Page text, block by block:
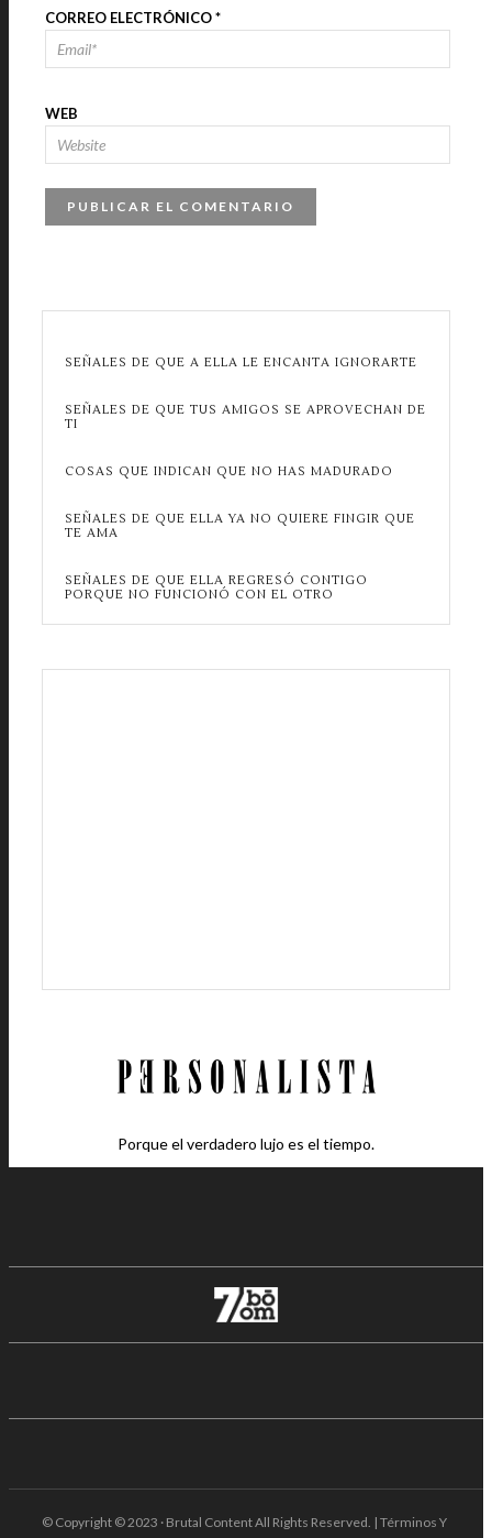
CORREO ELECTRÓNICO*
WEB
SEÑALES DE QUE A ELLA LE ENCANTA IGNORARTE
SEÑALES DE QUE TUS AMIGOS SE APROVECHAN DE
TI
COSAS QUE INDICAN QUE NO HAS MADURADO
SEÑALES DE QUE ELLA YA NO QUIERE FINGIR QUE
TE AMA
SEÑALES DE QUE ELLA REGRESÓ CONTIGO
PORQUE NO FUNCIONÓ CON EL OTRO
Porque el verdadero lujo es el tiempo.
© Copyright © 2023 · Brutal Content All Rights Reserved. | Términos Y